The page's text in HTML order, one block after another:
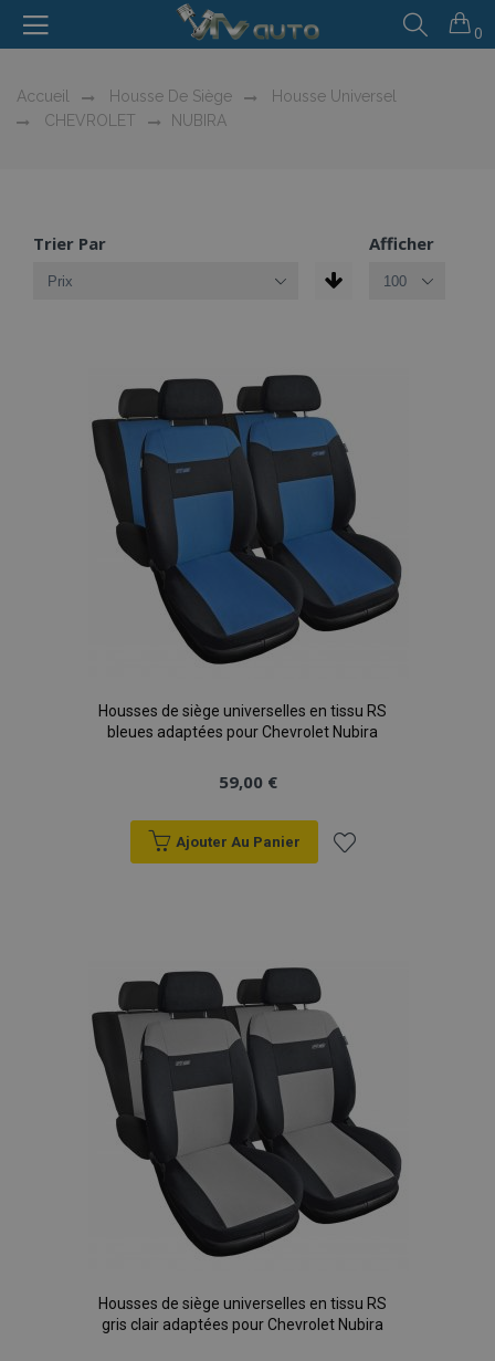
0
Accueil Housse De Siège
Housse Universel
CHEVROLET
NUBIRA
Trier Par Afficher
Housses de siège universelles en tissu RS
bleues adaptées pour Chevrolet Nubira
59,00 €
Ajouter Au Panier
d'achats
Housses de siège universelles en tissu RS
gris clair adaptées pour Chevrolet Nubira